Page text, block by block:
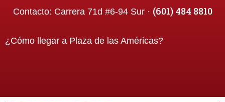
Contacto: Carrera 71d #6-94 Sur · (601) 484 8810
¿Cómo llegar a Plaza de las Américas?